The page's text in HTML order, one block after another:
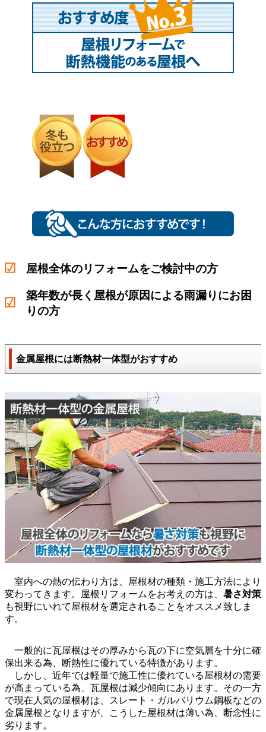
屋根全体のリフォームをご検討中の方
築年数が長く屋根が原因による雨漏りにお困
りの方
金属屋根には断熱材一体型がおすすめ
室内への熱の伝わり方は、屋根材の種類・施工方法により
変わってきます。屋根リフォームをお考えの方は、 暑さ対策
も視野にいれて屋根材を選定されることをオススメ致しま
す。
一般的に瓦屋根はその厚みから瓦の下に空気層を十分に確
保出来る為、断熱性に優れている特徴があります。
しかし、近年では軽量で施工性に優れている屋根材の需要
が高まっている為、瓦屋根は減少傾向にあります。その一方
で現在人気の屋根材は、スレート・ガルバリウム鋼板などの
金属屋根となりますが、こうした屋根材は薄い為、断念性に
劣ります。